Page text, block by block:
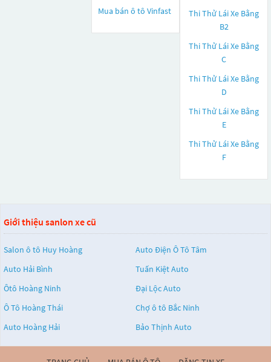
Mua bán ô tô Vinfast
Thi Thử Lái Xe Bằng
B2
Thi Thử Lái Xe Bằng
C
Thi Thử Lái Xe Bằng
D
Thi Thử Lái Xe Bằng
E
Thi Thử Lái Xe Bằng
F
Giới thiệu sanlon xe cũ
Salon ô tô Huy Hoàng
Auto Điện Ô Tô Tâm
Auto Hải Bình
Tuấn Kiệt Auto
Ôtô Hoàng Ninh
Đại Lộc Auto
Ô Tô Hoàng Thái
Chợ ô tô Bắc Ninh
Auto Hoàng Hải
Bảo Thịnh Auto